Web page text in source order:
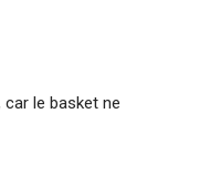
le basket ne